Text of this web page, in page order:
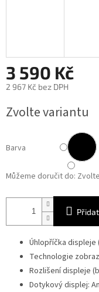
3 590 Kč
2 967 Kč bez DPH
cena:
Zvolte variantu
Barva
Můžeme doručit do:
Úhlopříčka displeje
Technologie
Rozlišení displeje
Dotykový displej: